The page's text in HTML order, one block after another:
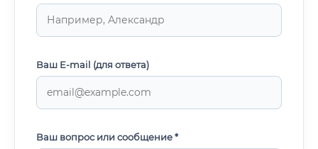
Ваш E-mail (для ответа)
Ваш вопрос или сообщение *